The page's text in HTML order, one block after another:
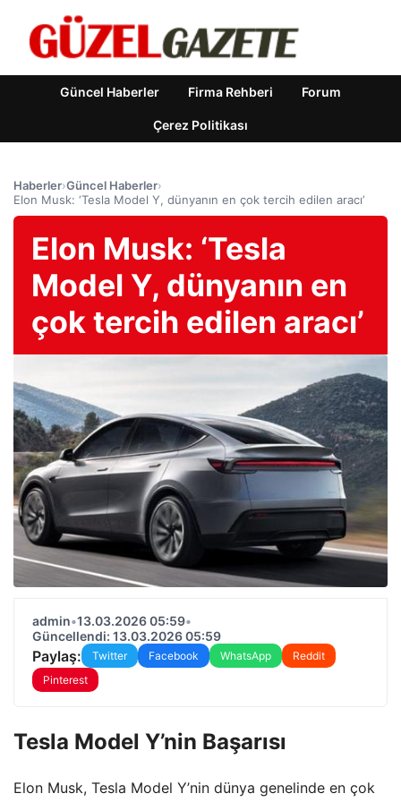
Güncel Haberler Firma Rehberi Forum
Çerez Politikası
Haberler›Güncel Haberler›
Elon Musk: ‘Tesla Model Y, dünyanın en çok tercih edilen aracı’
Elon Musk: ‘Tesla
Model Y, dünyanın en
çok tercih edilen aracı’
admin•13.03.2026 05:59•
Güncellendi: 13.03.2026 05:59
Paylaş: Twitter Facebook WhatsApp
Reddit
Pinterest
Tesla Model Y’nin Başarısı
Elon Musk, Tesla Model Y’nin dünya genelinde en çok